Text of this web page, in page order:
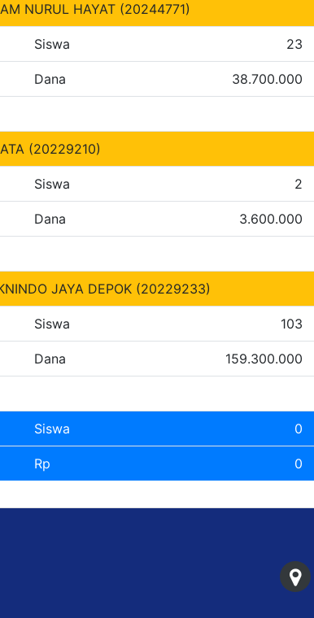
NURUL HAYAT (20244771)
Siswa 23
Dana 38.700.000
(20229210)
Siswa 2
Dana 3.600.000
JAYA DEPOK (20229233)
Siswa 103
Dana 159.300.000
Siswa 0
Rp 0